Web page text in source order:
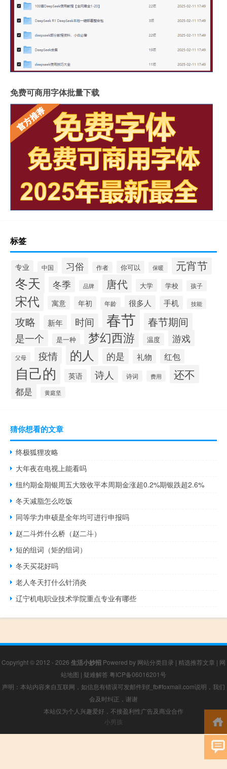
免费可商用字体批量下载
标签
专业 中国 习俗 作者 你可以 保暖 元宵节
冬天 冬季 品牌 唐代 大学 学校 孩子
宋代 寓意 年初 年龄 很多人 手机 技能
攻略 新年 时间 春节 春节期间
是一个 是一种 梦幻西游 温度 游戏
父母 疫情 的人 的是 礼物 红包
自己的 英语 诗人 诗词 费用 还不
都是 黄庭坚
猜你想看的文章
终极狐狸攻略
大年夜在电视上能看吗
纽约期金期银周五大致收平本周期金涨超0.2%期银跌超2.6%
冬天减脂怎么吃饭
同等学力申硕是全年均可进行申报吗
赵二斗炸什么桥（赵二斗）
短的组词（矩的组词）
冬天买花好吗
老人冬天打什么针消炎
辽宁机电职业技术学院重点专业有哪些
Copyright © 2012 - 2026 生活小妙招 Powered by 网站分类目录 | 精选推荐文章 | 网
站地图 | 疑难解答 粤ICP备06016201号
声明：本站内容来自互联网，如信息有错误可发邮件到f_fb#foxmail.com说明，我们
会及时纠正，谢谢
本站仅为个人兴趣爱好，不接盈利性广告及商业合作
小男孩